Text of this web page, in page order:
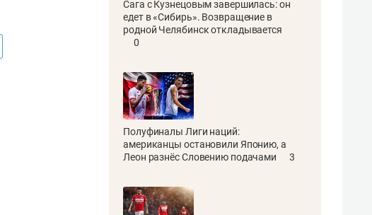
Сага с Кузнецовым завершилась: он
едет в «Сибирь». Возвращение в
родной Челябинск откладывается
0
Полуфиналы Лиги наций:
американцы остановили Японию, а
Леон разнёс Словению подачами
3